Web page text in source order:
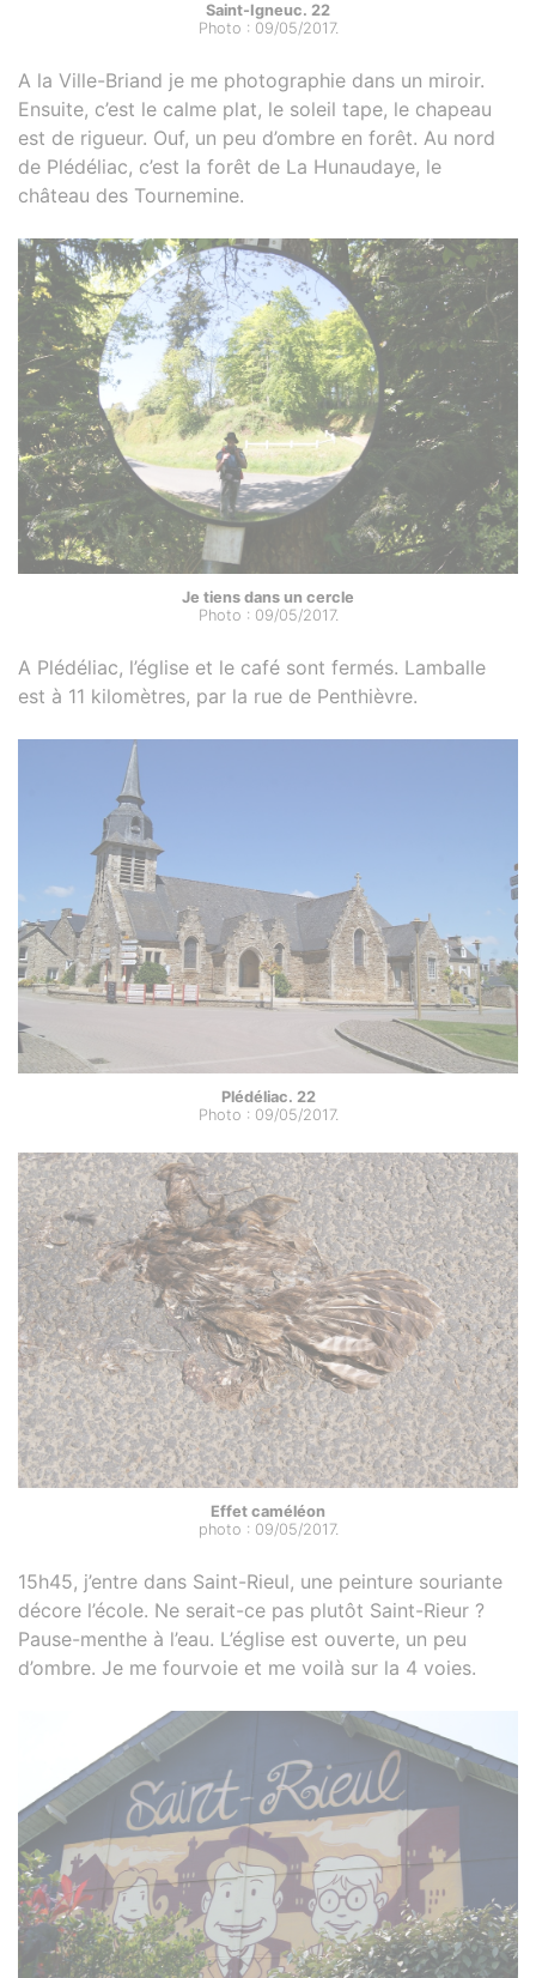
Saint-Igneuc. 22
Photo : 09/05/2017.
A la Ville-Briand je me photographie dans un miroir.
Ensuite, c’est le calme plat, le soleil tape, le chapeau
est de rigueur. Ouf, un peu d’ombre en forêt. Au nord
de Plédéliac, c’est la forêt de La Hunaudaye, le
château des Tournemine.
Je tiens dans un cercle
Photo : 09/05/2017.
A Plédéliac, l’église et le café sont fermés. Lamballe
est à 11 kilomètres, par la rue de Penthièvre.
Plédéliac. 22
Photo : 09/05/2017.
Effet caméléon
photo : 09/05/2017.
15h45, j’entre dans Saint-Rieul, une peinture souriante
décore l’école. Ne serait-ce pas plutôt Saint-Rieur ?
Pause-menthe à l’eau. L’église est ouverte, un peu
d’ombre. Je me fourvoie et me voilà sur la 4 voies.